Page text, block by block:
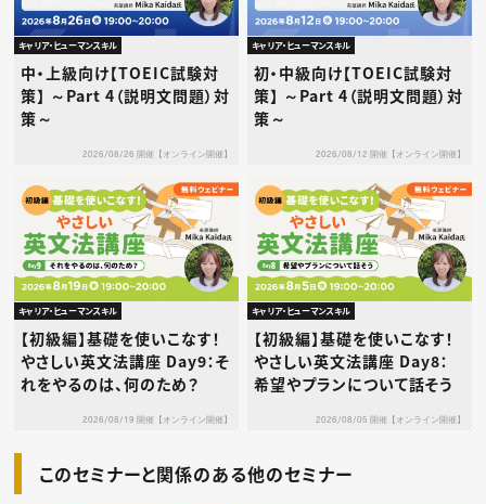
キャリア・ヒューマンスキル
中・上級向け【TOEIC試験対
策】 ～Part 4（説明文問題）対
策～
2026/08/26 開催【オンライン開催】
キャリア・ヒューマンスキル
初・中級向け【TOEIC試験対
策】 ～Part 4（説明文問題）対
策～
2026/08/12 開催【オンライン開催】
キャリア・ヒューマンスキル
【初級編】基礎を使いこなす！
やさしい英文法講座 Day9：そ
れをやるのは、何のため？
2026/08/19 開催【オンライン開催】
キャリア・ヒューマンスキル
【初級編】基礎を使いこなす！
やさしい英文法講座 Day8：
希望やプランについて話そう
2026/08/05 開催【オンライン開催】
このセミナーと関係のある他のセミナー